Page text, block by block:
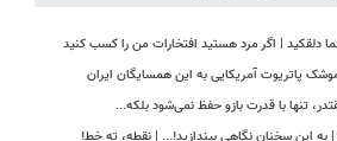
دلقکید | اگر مرد هستید افتخارات من را کسب کنید
پاتریوت آمریکایی به این همسایگان ایران
تنها با قدرت بازو حفظ نمی‌شود بلکه...
| به این سخنان نگاهی بیندازید!‌... | نقطه، ته خط!